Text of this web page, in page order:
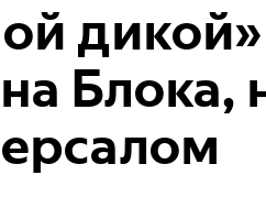
дикой»
Блока,